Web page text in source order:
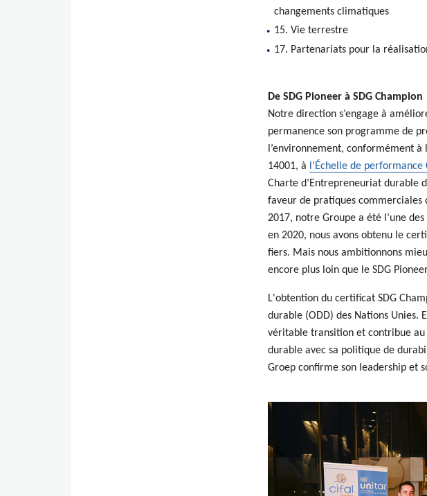
changements climatiques
15. Vie terrestre
17. Partenariats pour la
De SDG Pioneer à SDG Champion
Notre direction s’engage à
permanence son programme de
l’environnement, conformément à
14001, à
l’Échelle de performance
Charte d’Entrepreneuriat durable
faveur de pratiques
2017, notre Groupe a été l’une
en 2020, nous avons obtenu le
fiers. Mais nous ambitionnons
encore plus loin que le SDG
L'obtention du certificat SDG
durable (ODD) des Nations Unies.
véritable transition et contribue au
durable avec sa politique de
Groep confirme son leadership et